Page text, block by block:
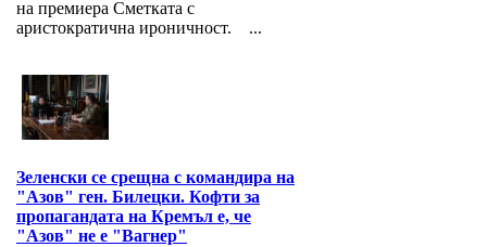
на премиера Сметката с
аристократична ироничност. ...
Зеленски се срещна с командира на
"Азов" ген. Билецки. Кофти за
пропагандата на Кремъл е, че
"Азов" не е "Вагнер"